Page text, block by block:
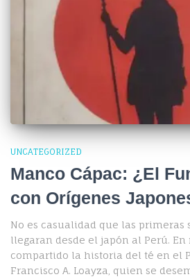
UNCATEGORIZED
Manco Cápac: ¿El
con Orígenes
No es casualidad que las primeras
llegaran desde el japón al Perú.
compartido la historia del té en el
Francisco A. Loayza, quien se